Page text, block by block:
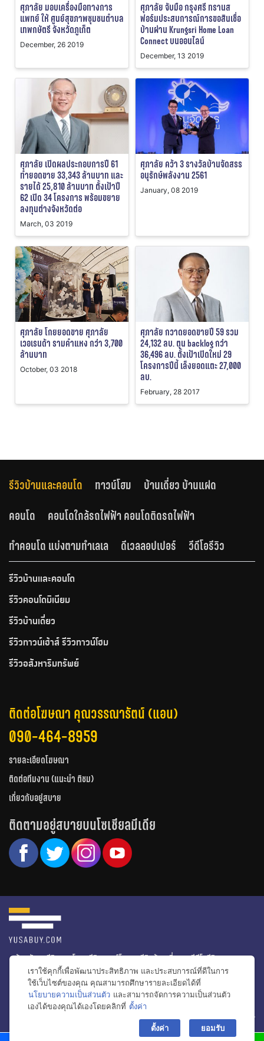
ศุภาลัย มอบเครื่องมือทางการ
แพทย์ ให้ ศูนย์สุขภาพชุมชนตำบล
เทพกษัตรี จังหวัดภูเก็ต
December, 26 2019
ศุภาลัย จับมือ กรุงศรี ทรานส
ฟอร์มประสบการณ์การขอสินเชื่อ
บ้านผ่าน Krungsri Home Loan
Connect บนออนไลน์
December, 13 2019
ศุภาลัย เปิดผลประกอบการปี 61
ทำยอดขาย 33,343 ล้านบาท และ
รายได้ 25,810 ล้านบาท ตั้งเป้าปี
62 เปิด 34 โครงการ พร้อมขยาย
ลงทุนต่างจังหวัดต่อ
March, 03 2019
ศุภาลัย คว้า 3 รางวัลบ้านจัดสรร
อนุรักษ์พลังงาน 2561
January, 08 2019
ศุภาลัย โกยยอดขาย ศุภาลัย
เวอเรนด้า รามคำแหง กว่า 3,700
ล้านบาท
October, 03 2018
ศุภาลัย กวาดยอดขายปี 59 รวม
24,132 ลบ. ตุน backlog กว่า
36,496 ลบ. ตั้งเป้าเปิดใหม่ 29
โครงการปีนี้ เล็งยอดแตะ 27,000
ลบ.
February, 28 2017
รีวิวบ้านและคอนโด ทาวน์โฮม
บ้านเดี่ยว บ้านแฝด
คอนโด
คอนโดใกล้รถไฟฟ้า คอนโดติดรถไฟฟ้า
ทำคอนโด แบ่งตามทำเลเล
ดีเวลลอปเปอร์ วีดีโอรีวิว
รีวิวบ้านและคอนโด
รีวิวคอนโดมิเนียม
รีวิวบ้านเดี่ยว
รีวิวทาวน์เฮ้าส์ รีวิวทาวน์โฮม
รีวิวอสังหาริมทรัพย์
ติดต่อโฆษณา คุณวรรณารัตน์ (แอน)
090-464-8959
รายละเอียดโฆษณา
ติดต่อทีมงาน (แนะนำ ติชม)
เกี่ยวกับอยู่สบาย
ติดตามอยู่สบายบนโซเชียลมีเดีย
หน้าหลัก รีวิวคอนโด รีวิวทาวน์โฮม รีวิวบ้านเดี่ยว
วีดีโอรีวิว
ไอเดียแต่งบ้าน
ข่าวอสังหาริมทรัพย์
โปรโมชั่นบ้านและคอนโด
โครงการน่าสนใจ
© สงวนลิขสิทธิ์ 2556-2564
เราใช้คุกกี้เพื่อพัฒนาประสิทธิภาพ และประสบการณ์ที่ดีในการ
ใช้เว็บไซต์ของคุณ คุณสามารถศึกษารายละเอียดได้ที่
นโยบายความเป็นส่วนตัว และสามารถจัดการความเป็นส่วนตัว
เองได้ของคุณได้เองโดยคลิกที่ ตั้งค่า
ตั้งค่า ยอมรับ